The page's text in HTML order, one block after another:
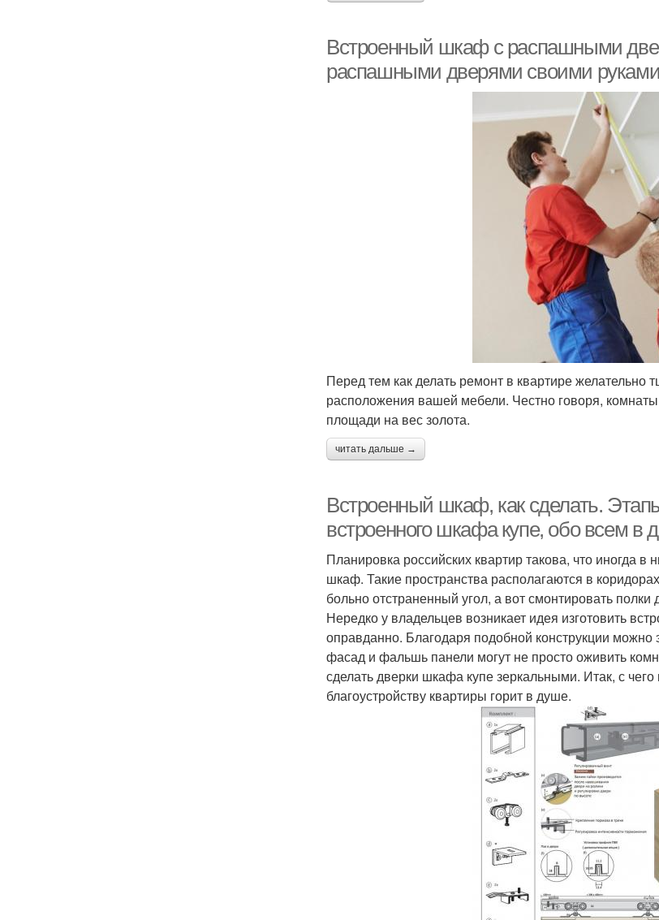
Встроенный шкаф с распашными
распашными дверями своими
Перед тем как делать ремонт в квартире
расположения вашей мебели. Честно говоря,
площади на вес золота.
читать дальше →
Встроенный шкаф, как сделать.
встроенного шкафа купе, обо всем в
Планировка российских квартир такова, что иногда
шкаф. Такие пространства располагаются в
больно отстраненный угол, а вот смонтировать
Нередко у владельцев возникает идея изготовить
оправданно. Благодаря подобной конструкции
фасад и фальшь панели могут не просто оживить
сделать дверки шкафа купе зеркальными. Итак, с
благоустройству квартиры горит в душе.